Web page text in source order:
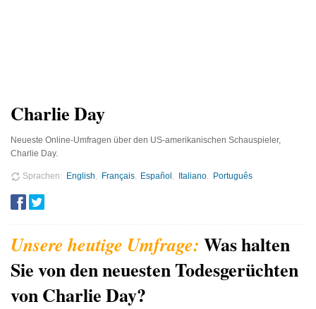
Charlie Day
Neueste Online-Umfragen über den US-amerikanischen Schauspieler,
Charlie Day.
Sprachen English Français Español Italiano Português
Was halten
Sie von den neuesten Todesgerüchten
von Charlie Day?